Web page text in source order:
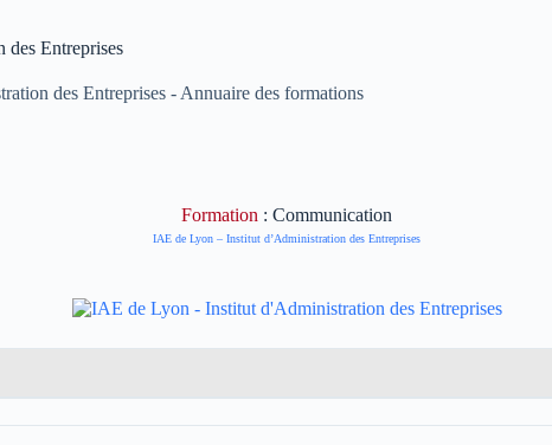
Entreprises
des Entreprises - Annuaire des formations
Formation : Communication
IAE de Lyon – Institut d’Administration des Entreprises